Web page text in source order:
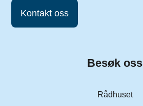
Kontakt oss
Besøk oss
Rådhuset